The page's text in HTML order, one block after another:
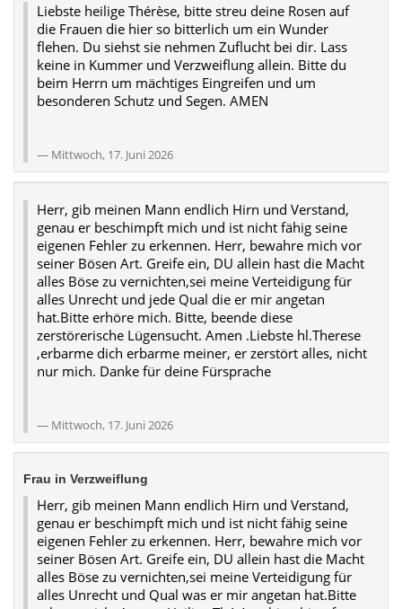
Liebste heilige Thérèse, bitte streu deine Rosen auf
die Frauen die hier so bitterlich um ein Wunder
flehen. Du siehst sie nehmen Zuflucht bei dir. Lass
keine in Kummer und Verzweiflung allein. Bitte du
beim Herrn um mächtiges Eingreifen und um
besonderen Schutz und Segen. AMEN
Mittwoch, 17. Juni 2026
Herr, gib meinen Mann endlich Hirn und Verstand,
genau er beschimpft mich und ist nicht fähig seine
eigenen Fehler zu erkennen. Herr, bewahre mich vor
seiner Bösen Art. Greife ein, DU allein hast die Macht
alles Böse zu vernichten,sei meine Verteidigung für
alles Unrecht und jede Qual die er mir angetan
hat.Bitte erhöre mich. Bitte, beende diese
zerstörerische Lügensucht. Amen .Liebste hl.Therese
,erbarme dich erbarme meiner, er zerstört alles, nicht
nur mich. Danke für deine Fürsprache
Mittwoch, 17. Juni 2026
Frau in Verzweiflung
Herr, gib meinen Mann endlich Hirn und Verstand,
genau er beschimpft mich und ist nicht fähig seine
eigenen Fehler zu erkennen. Herr, bewahre mich vor
seiner Bösen Art. Greife ein, DU allein hast die Macht
alles Böse zu vernichten,sei meine Verteidigung für
alles Unrecht und Qual was er mir angetan hat.Bitte